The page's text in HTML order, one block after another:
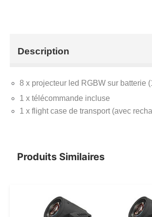
Description
8 x projecteur led RGBW sur batterie
1 x télécommande incluse
1 x flight case de transport (avec
Produits Similaires